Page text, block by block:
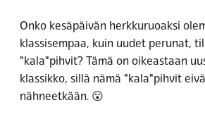
Onko kesäpäivän herkkuruoaksi
klassisempaa, kuin uudet perunat,
"kala"pihvit? Tämä on oikeastaan
klassikko, sillä nämä "kala"pihvit
nähneetkään. 😮